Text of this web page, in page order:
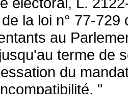
la loi n° 77-
au
terme de
du
"